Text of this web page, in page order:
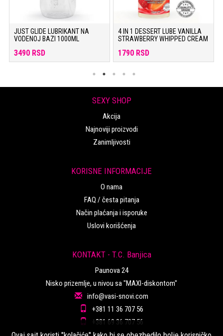
JUST GLIDE LUBRIKANT NA
VODENOJ BAZI 1000ML
3490 RSD
4 IN 1 DESSERT LUBE VANILLA
STRAWBERRY WHIPPED CREAM
1790 RSD
SEXY SHOP
Akcija
Najnoviji proizvodi
Zanimljivosti
KORISNE INFORMACIJE
O nama
FAQ / česta pitanja
Način plaćanja i isporuke
Uslovi korišćenja
KONTAKT - T.C. Banjica
Paunova 24
Nisko prizemlje, u nivou sa "MAXI-diskontom"
info@vasi-snovi.com
+381 11 36 707 56
+381 69 36 707 56